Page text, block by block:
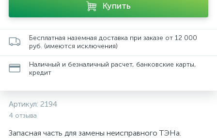
Купить
Бесплатная наземная доставка при заказе от 12 000
руб. (имеются исключения)
Наличный и безналичный расчет, банковские карты,
кредит
Артикул: 2194
4 отзыва
Запасная часть для замены неисправного ТЭНа.